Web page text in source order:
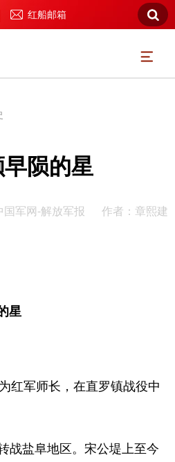
 红船邮箱

陨的星
国军网-解放军报 作者：章熙建
星
红军师长，在直罗镇战役中
战盐阜地区。宋公堤上至今